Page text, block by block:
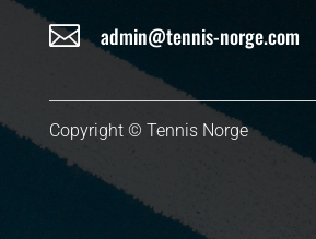
 admin@tennis-norge.com
Copyright © Tennis Norge